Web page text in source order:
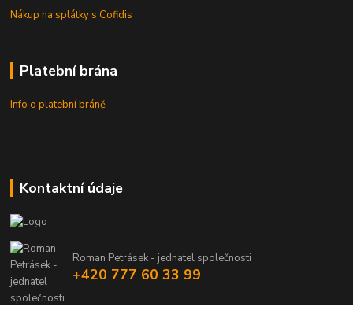
Nákup na splátky s Cofidis
Platební brána
Info o platební bráně
Kontaktní údaje
Roman Petrásek - jednatel společnosti
+420 777 60 33 99